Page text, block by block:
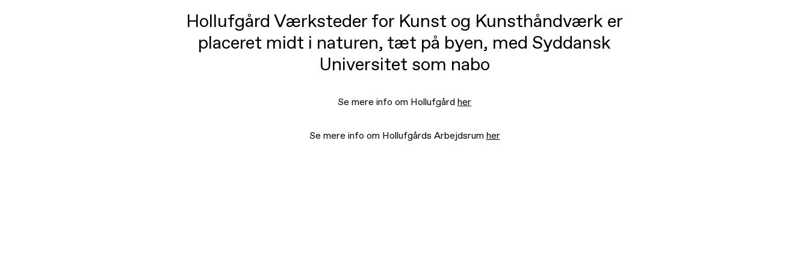
Hollufgård Værksteder for Kunst og Kunsthåndværk er
placeret midt i naturen, tæt på byen, med Syddansk
Universitet som nabo
Se mere info om Hollufgård her
Se mere info om Hollufgårds Arbejdsrum her